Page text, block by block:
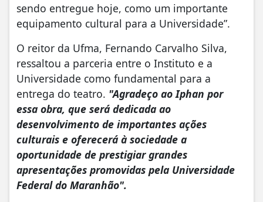
sendo entregue hoje, como um importante
equipamento cultural para a Universidade”.
O reitor da Ufma, Fernando Carvalho Silva,
ressaltou a parceria entre o Instituto e a
Universidade como fundamental para a
entrega do teatro. "Agradeço ao Iphan por
essa obra, que será dedicada ao
desenvolvimento de importantes ações
culturais e oferecerá à sociedade a
oportunidade de prestigiar grandes
apresentações promovidas pela Universidade
Federal do Maranhão".